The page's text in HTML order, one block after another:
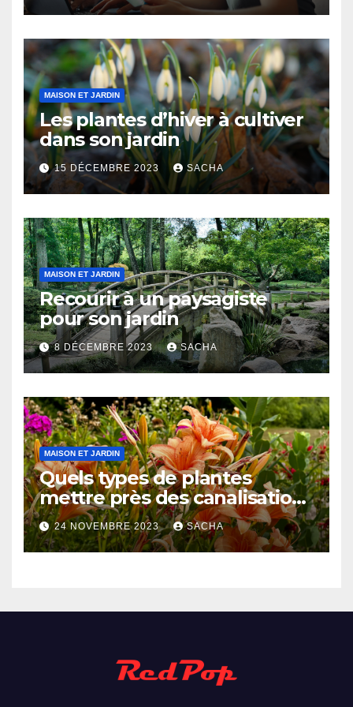
MAISON ET JARDIN
Les plantes d’hiver à cultiver
dans son jardin
15 DÉCEMBRE 2023 SACHA
MAISON ET JARDIN
Recourir à un paysagiste
pour son jardin
8 DÉCEMBRE 2023 SACHA
MAISON ET JARDIN
Quels types de plantes
mettre près des canalisations
? 24 NOVEMBRE 2023 SACHA